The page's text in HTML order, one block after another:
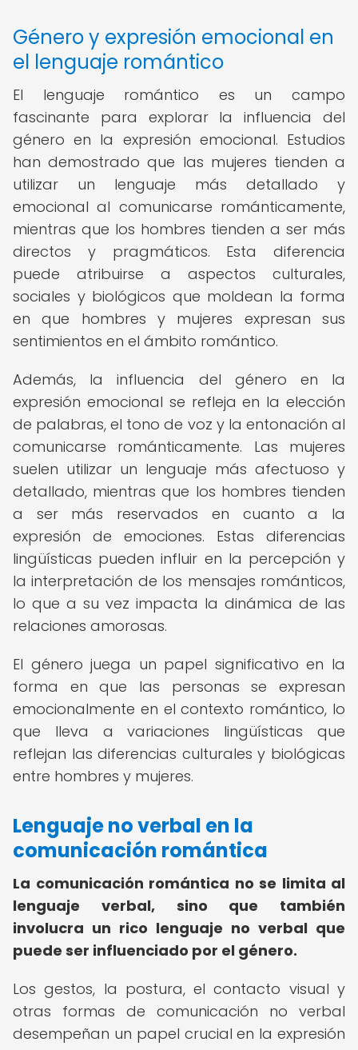
Género y expresión emocional en
el lenguaje romántico
El lenguaje romántico es un campo
fascinante para explorar la influencia del
género en la expresión emocional. Estudios
han demostrado que las mujeres tienden a
utilizar un lenguaje más detallado y
emocional al comunicarse románticamente,
mientras que los hombres tienden a ser más
directos y pragmáticos. Esta diferencia
puede atribuirse a aspectos culturales,
sociales y biológicos que moldean la forma
en que hombres y mujeres expresan sus
sentimientos en el ámbito romántico.
Además, la influencia del género en la
expresión emocional se refleja en la elección
de palabras, el tono de voz y la entonación al
comunicarse románticamente. Las mujeres
suelen utilizar un lenguaje más afectuoso y
detallado, mientras que los hombres tienden
a ser más reservados en cuanto a la
expresión de emociones. Estas diferencias
lingüísticas pueden influir en la percepción y
la interpretación de los mensajes románticos,
lo que a su vez impacta la dinámica de las
relaciones amorosas.
El género juega un papel significativo en la
forma en que las personas se expresan
emocionalmente en el contexto romántico, lo
que lleva a variaciones lingüísticas que
reflejan las diferencias culturales y biológicas
entre hombres y mujeres.
Lenguaje no verbal en la
comunicación romántica
La comunicación romántica no se limita al
lenguaje verbal, sino que también
involucra un rico lenguaje no verbal que
puede ser influenciado por el género.
Los gestos, la postura, el contacto visual y
otras formas de comunicación no verbal
desempeñan un papel crucial en la expresión